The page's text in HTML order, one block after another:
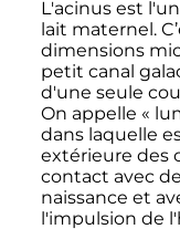
L'acinus est
lait maternel.
dimensions
petit canal
d'une seule
On appelle «
dans laquelle
extérieure des
contact avec
naissance et
l'impulsion de